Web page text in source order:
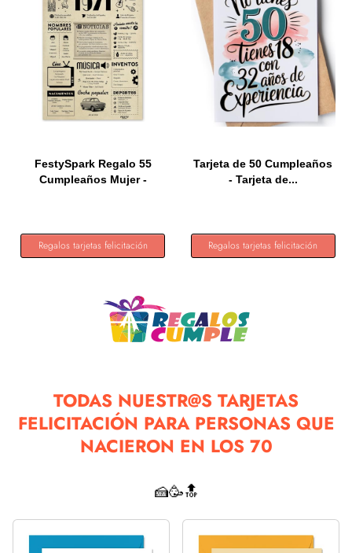
FestySpark Regalo 55
Cumpleaños Mujer -
Regalos tarjetas felicitación
Tarjeta de 50 Cumpleaños
- Tarjeta de...
Regalos tarjetas felicitación
TODAS NUESTR@S TARJETAS
FELICITACIÓN PARA PERSONAS QUE
NACIERON EN LOS 70
🍰🥳🔝